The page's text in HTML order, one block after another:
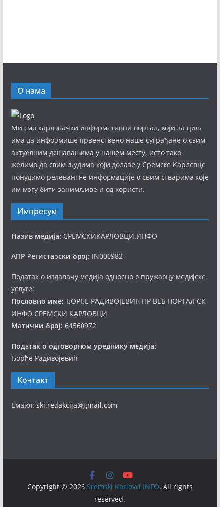
О нама
Ми смо карловачки информативни портал, који за циљ
има да информише првенствено наше суграђане о свим
актуелним дешавањима у нашем месту, исто тако
желимо да свим људима који долазе у Сремске Карловце
понудимо релевантне информације о свим стварима које
им могу бити занимљиве и од користи.
Импресум
Назив медија: СРЕМСКИКАРЛОВЦИ.ИНФО
АПР Регистарски број: IN000982
Податак о издавачу медија односно о пружаоцу медијске
услуге:
Пословно име: ЂОРЂЕ РАДИВОЈЕВИЋ ПР ВЕБ ПОРТАЛ СК
ИНФО СРЕМСКИ КАРЛОВЦИ
Матични број: 64560972
Податак о одговорном уреднику медија:
Ђорђе Радивојевић
Контакт
Емаил: ski.redakcija@gmail.com
Copyright © 2026 Sremski Karlovci INFO. All rights
reserved.